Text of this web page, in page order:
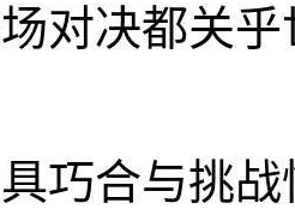
对决都关
巧合与挑